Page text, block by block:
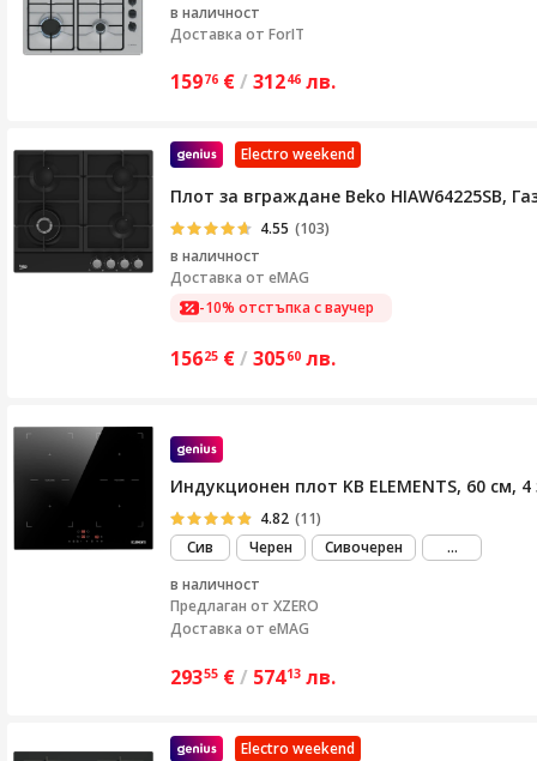
в наличност
Доставка от ForIT
15976 €/ 31246 лв.
Electro weekend
Плот за вграждане Beko HIAW64225SB,
4.55 (103)
в наличност
Доставка от eMAG
-10% отстъпка с ваучер
15625 €/ 30560 лв.
Индукционен плот KB ELEMENTS, 60 см,
4.82 (11)
Сив
Черен Сивочерен ...виж
в наличност
Предлаган от XZERO
Доставка от eMAG
29355 €/ 57413 лв.
Electro weekend